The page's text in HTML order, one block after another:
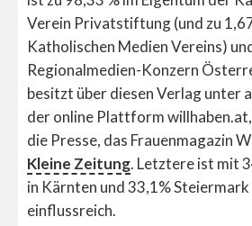
Verein Privatstiftung (und zu
Katholischen Medien Vereins)
Regionalmedien-Konzern
besitzt über diesen Verlag unter
der online Plattform
die Presse, das Frauenmagazin
Kleine Zeitung. Letztere ist mit
in Kärnten und 33,1%
einflussreich.